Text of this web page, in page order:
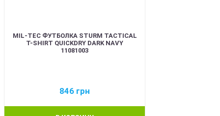
MIL-TEC ФУТБОЛКА STURM TACTICAL
T-SHIRT QUICKDRY DARK NAVY
11081003
846 грн